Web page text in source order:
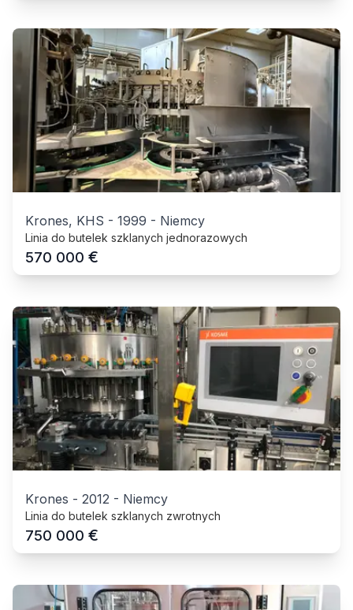
Krones, KHS - 1999 - Niemcy
Linia do butelek szklanych jednorazowych
570 000 €
Krones - 2012 - Niemcy
Linia do butelek szklanych zwrotnych
750 000 €